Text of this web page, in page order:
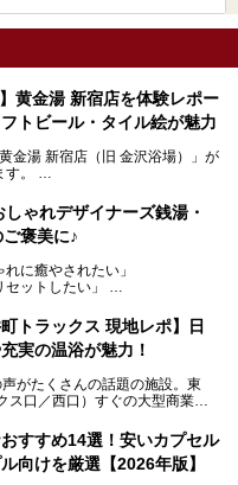
黄金湯 新宿店を体験レポー
トビール・タイル絵が魅力
金湯 新宿店（旧 金沢浴場）」が
。
タイル絵はそのまま、昔からここ
く足を運んでくれる人にも愛され
生まれ変わりました。洞窟のよ
したスポットも併せて紹介しま
に、基本の入浴料が銭湯価格の5
しゃれデザイナーズ銭湯・
褒美に♪
れに癒やされたい」
セットしたい」
ルの銭湯です。
ザイナーズ銭湯」や「ネオ銭
がどんな銭湯なのか、その気に
おすすめの順番で一挙にご紹介
トラックス 現地レポ】日
実の温浴が魅力！
がたくさんの話題の施設。東
口／西口）すぐの大型商業施
ューオープン。施設の様子をレ
すすめ14選！安いカプセル
向けを厳選【2026年版】